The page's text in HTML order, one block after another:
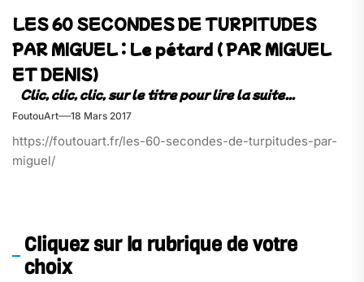
LES 60 SECONDES DE TURPITUDES
PAR MIGUEL : Le pétard ( PAR MIGUEL
ET DENIS)
FoutouArt 18 Mars 2017
https://foutouart.fr/les-60-secondes-de-turpitudes-par-
miguel/
Cliquez sur la rubrique de votre
choix